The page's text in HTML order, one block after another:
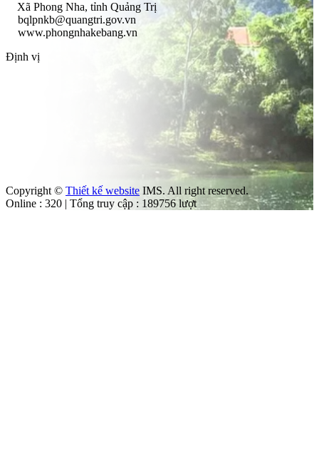
Xã Phong Nha, tỉnh Quảng Trị
bqlpnkb@quangtri.gov.vn
www.phongnhakebang.vn
Định vị
Copyright © Thiết kế website IMS. All right reserved.
Online : 320 | Tổng truy cập : 189756 lượt